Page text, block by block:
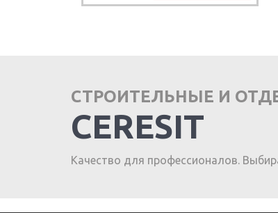
СТРОИТЕЛЬНЫЕ И
CERESIT
Качество для профессионалов.